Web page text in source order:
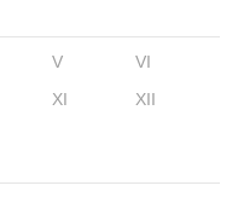
V
VI
XI XII